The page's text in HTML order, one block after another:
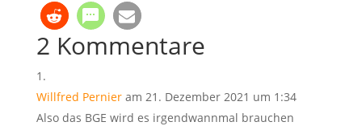
2 Kommentare
Willfred Pernier am 21. Dezember 2021 um 1:34
Also das BGE wird es irgendwannmal brauchen